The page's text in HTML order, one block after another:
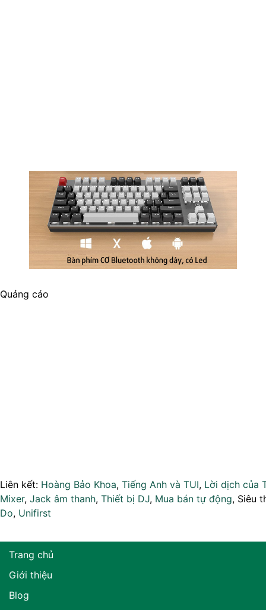
Quảng cáo
Liên kết: Hoàng Bảo Khoa, Tiếng Anh và TUI, Lời dịch của
Mixer, Jack âm thanh, Thiết bị DJ, Mua bán tự động, Siêu
Do, Unifirst
Trang chủ
Giới thiệu
Blog